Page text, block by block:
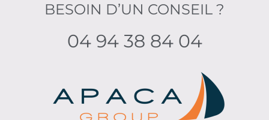
BESOIN D’UN CONSEIL ?
04 94 38 84 04